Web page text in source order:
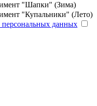
"Шапки" (Зима)
"Купальники" (Лето)
персональных данных